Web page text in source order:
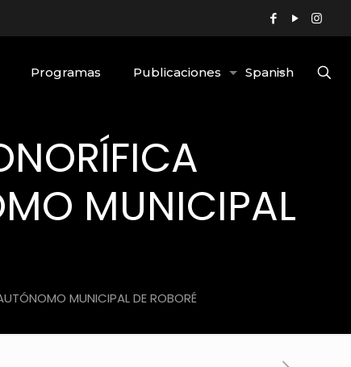
Programas Publicaciones Spanish
MUNICIPAL
MUNICIPAL DE ROBORÉ